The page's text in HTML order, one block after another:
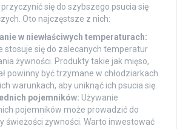
przyczynić się do szybszego psucia się
Oto najczęstsze z nich:
w niewłaściwych temperaturach:
stosuje się do zalecanych temperatur
żywności. Produkty takie jak mięso,
powinny być trzymane w chłodziarkach
warunkach, aby uniknąć ich psucia się.
pojemników: Używanie
pojemników może prowadzić do
świeżości żywności. Warto inwestować